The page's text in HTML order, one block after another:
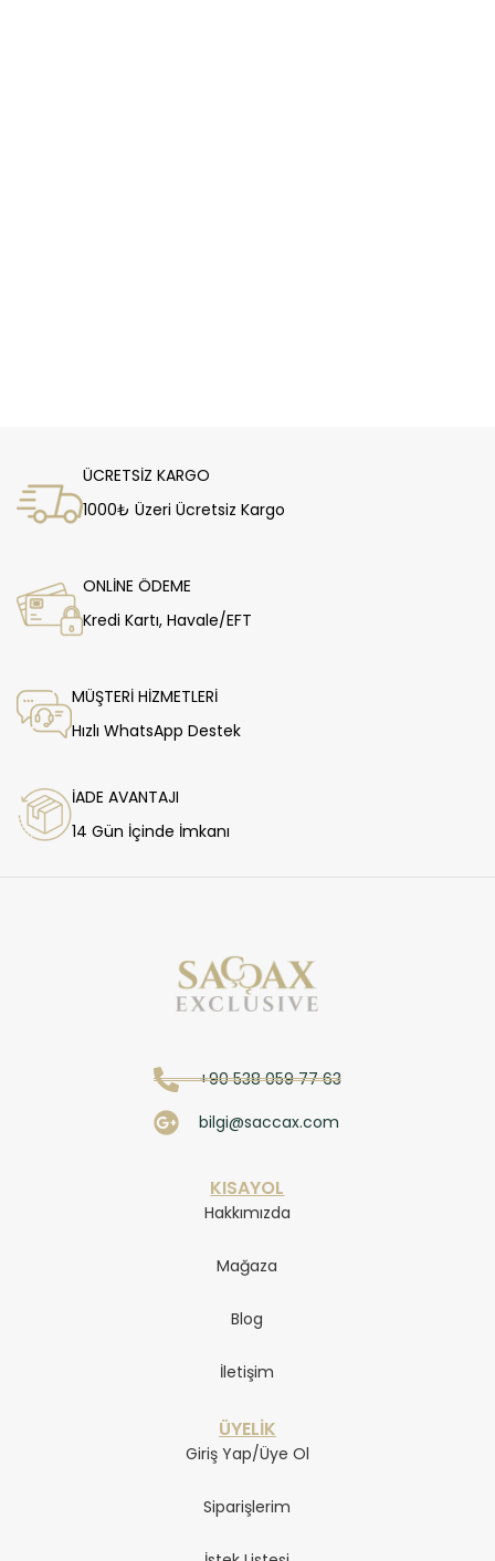
ÜCRETSİZ KARGO
1000₺ Üzeri Ücretsiz Kargo
ONLİNE ÖDEME
Kredi Kartı, Havale/EFT
MÜŞTERİ HİZMETLERİ
Hızlı WhatsApp Destek
İADE AVANTAJI
14 Gün İçinde İmkanı
+90 538 059 77 63
bilgi@saccax.com
KISAYOL
Hakkımızda
Mağaza
Blog
İletişim
ÜYELİK
Giriş Yap/Üye Ol
Siparişlerim